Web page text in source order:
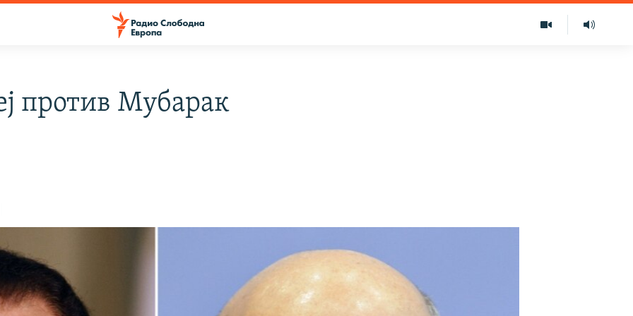
против Мубарак